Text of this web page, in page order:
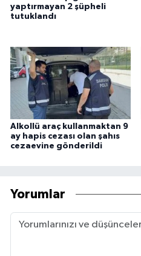
yaptırmayan 2 şüpheli
tutuklandı
Alkollü araç kullanmaktan 9
ay hapis cezası olan şahıs
cezaevine gönderildi
Yorumlar